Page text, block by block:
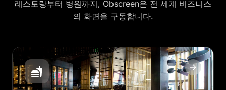
레스토랑부터 병원까지, Obscreen은 전 세계 비즈니스
의 화면을 구동합니다.